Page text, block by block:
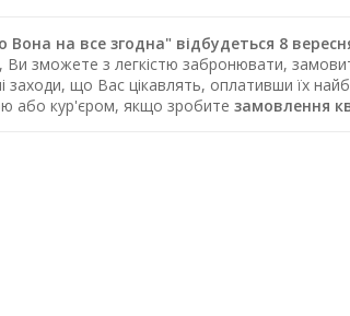
на все згодна" відбудеться 8
, Ви зможете з легкістю забронювати,
заходи, що Вас цікавлять, оплативши їх
або кур'єром, якщо зробите замовлення